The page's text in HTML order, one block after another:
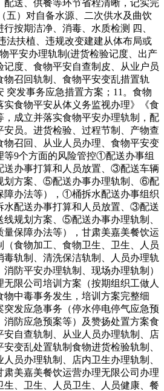
配送、供餐等环节省程清晰，记实完
五）对自备水源、二次供水及曲饮
按期洁净、消毒、水质检测 四、
法扶植、违规改变建建从体布局或
平安办理轨制(进货检验记度、出产
度、食物平安自查制皮、从业户员
召回轨制、食物平安变乱措置轨
突发事务应急措置方案；11。食物
实食物平安从体义务监视办理》《食
，成立并落实食物平安办理轨制，配
员。进货检验、过程节制、产物查
物召回、从业人员办理、食物平安变
等9个方面的风险管控①配送办事组
办事打算和人员放置、③配送车辆
划方案、⑤配送办事办理轨制、⑥配
障办法等），①桶拆水配送办事组织
配送办事打算和人员放置、③配送
规划方案、⑤配送办事办理轨制、
保障办法等），甘肃美嘉美餐饮运
食物加工、食物卫生、卫生、人员
毒轨制、清洗保洁轨制、人员办理轨
防平安办理轨制、现场办理轨制）
限公司培训方案（按期组织工做人
物中毒事务发生，培训方案完整细
发应急事务（停水停电停气应急预
防应急预案等）及赞扬处置方案食
安自查轨制、从业人员办理轨制、店
变乱处置轨制食物进货检验轨制、
员办理轨制、店内卫生办理轨制、
美嘉美餐饮运营办理无限公司办理
、卫生、人员卫生、人员健康、餐